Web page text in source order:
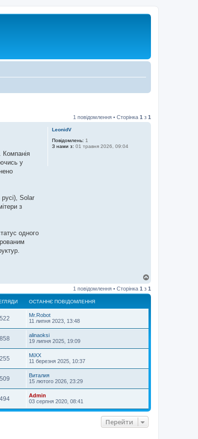
1 повідомлення • Сторінка 1 з 1
LeonidV
Повідомлень: 1
З нами з: 01 травня 2026, 09:04
Компанія
у
Solar
з
одного
г
о
1 повідомлення • Сторінка 1 з 1
ОСТАННЄ ПОВІДОМЛЕННЯ
Mr.Robot
11 липня 2023, 13:48
alinaoksi
19 липня 2025, 19:09
MiXX
11 березня 2025, 10:37
Виталия
15 лютого 2026, 23:29
Admin
03 серпня 2020, 08:41
Перейти